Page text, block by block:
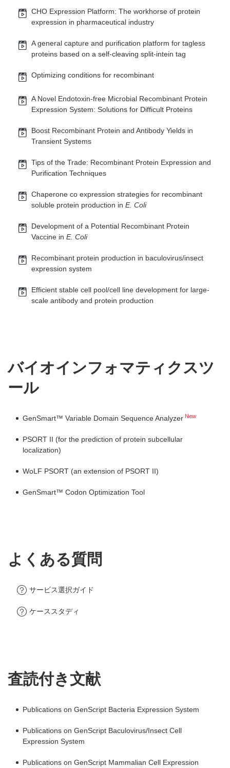
CHO Expression Platform: The workhorse of protein
expression in pharmaceutical industry
A general capture and purification platform for tagless
proteins based on a self-cleaving split-intein tag
Optimizing conditions for recombinant
A Novel Endotoxin-free Microbial Recombinant Protein
Expression System: Solutions for Difficult Proteins
Boost Recombinant Protein and Antibody Yields in
Transient Systems
Tips of the Trade: Recombinant Protein Expression and
Purification Techniques
Chaperone co expression strategies for recombinant
soluble protein production in E. Coli
Development of a Potential Recombinant Protein
Vaccine in E. Coli
Recombinant protein production in baculovirus/insect
expression system
Efficient stable cell pool/cell line development for large-
scale antibody and protein production
バイオインフォマティクスツ
ール
GenSmart™ Variable Domain Sequence Analyzer New
PSORT II (for the prediction of protein subcellular
localization)
WoLF PSORT (an extension of PSORT II)
GenSmart™ Codon Optimization Tool
よくある質問
サービス選択ガイド
ケーススタディ
査読付き文献
Publications on GenScript Bacteria Expression System
Publications on GenScript Baculovirus/Insect Cell
Expression System
Publications on GenScript Mammalian Cell Expression